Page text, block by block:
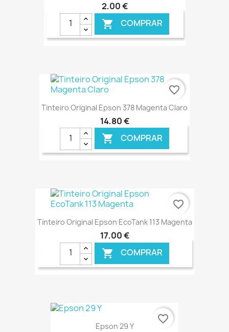
2,00 €
 COMPRAR
€ ONLINE
Tinteiro Original Epson 378 Magenta Claro
14,80 €
 COMPRAR
favorite_border
Tinteiro Original Epson EcoTank 113 Magenta
17,00 €
 COMPRAR
favorite_border
Epson 29 Y
favorite_border